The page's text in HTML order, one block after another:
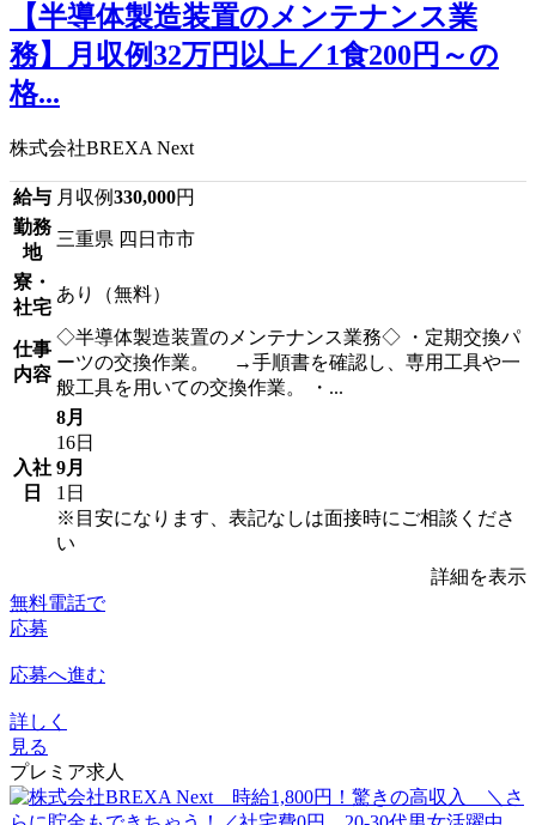
【半導体製造装置のメンテナンス業
務】月収例32万円以上／1食200円～の
格...
株式会社BREXA Next
給与 月収例330,000円
勤務
地
三重県 四日市市
寮・
社宅
あり（無料）
仕事
内容
◇半導体製造装置のメンテナンス業務◇ ・定期交換パ
ーツの交換作業。 →手順書を確認し、専用工具や一
般工具を用いての交換作業。 ・...
入社
日
8月
16日
9月
1日
※目安になります、表記なしは面接時にご相談くださ
い
詳細を表示
無料電話で
応募
応募へ進む
詳しく
見る
プレミア求人